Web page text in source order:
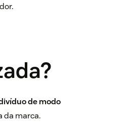
de modo
da marca.